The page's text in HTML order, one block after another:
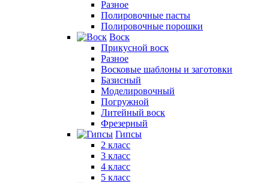
Разное
Полировочные пасты
Полировочные порошки
Воск
Прикусной воск
Разное
Восковые шаблоны и заготовки
Базисный
Моделировочный
Погружной
Литейный воск
Фрезерный
Гипсы
2 класс
3 класс
4 класс
5 класс